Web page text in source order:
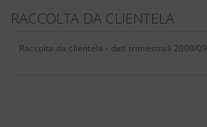
RACCOLTA DA CLIENTELA
Raccolta da clientela - dati trimestrali 2008/09